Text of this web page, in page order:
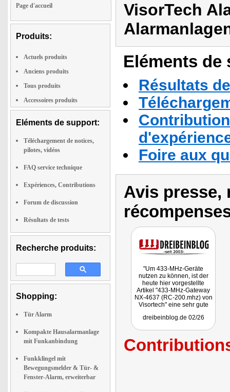
Page d'accueil
Produits:
Actuels produits
Anciens produits
Tous produits
Accessoires produits
Eléments de support:
Téléchargement de notices,
pilotes, vidéos
FAQ service technique
Expériences, Contributions
Forum de discussion
Résultats de tests
Recherche produits:
Shopping:
Tür Alarm
Kompakte Hausalarmanlage
mit Funkanbindung
Funkklingel mit
Bewegungsmelder & Tür- &
Fenster-Alarm, erweiterbar
VisorTech
Eléments
Résultats
Foire aux
Avis presse,
"Um 433-MHz-Geräte
nutzen zu können, ist der
heute hier vorgestellte
Artikel "433-MHz-Gateway
NX-4637 (RC-200.mhz) von
Visortech" eine sehr gute
Sache."
dreibeinblog.de 02/26